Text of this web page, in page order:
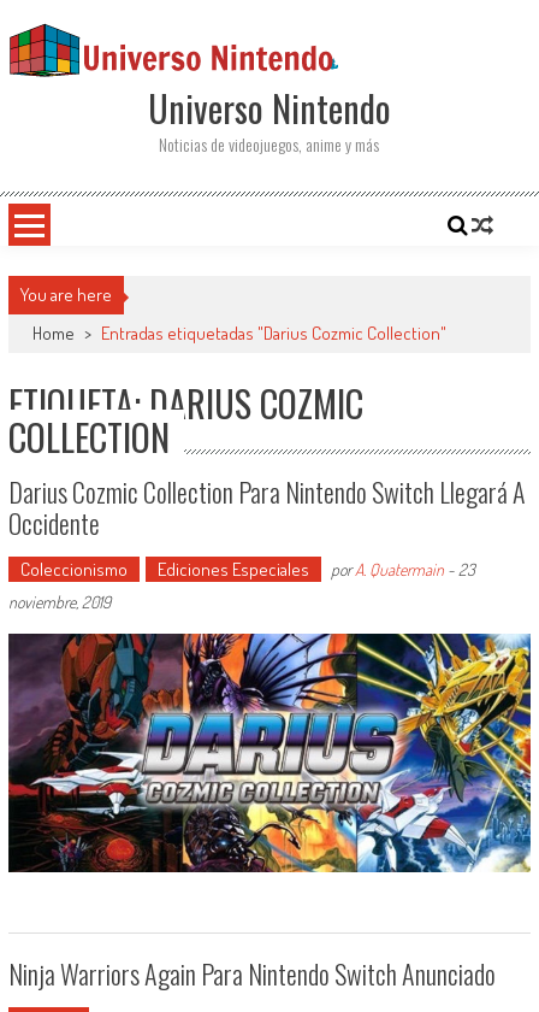
Universo Nintendo
Noticias de videojuegos, anime y más
You are here
Home > Entradas etiquetadas "Darius Cozmic Collection"
ETIQUETA: DARIUS COZMIC
COLLECTION
Darius Cozmic Collection Para Nintendo Switch Llegará A
Occidente
Coleccionismo Ediciones Especiales porA. Quatermain- 23
noviembre, 2019
Ninja Warriors Again Para Nintendo Switch Anunciado